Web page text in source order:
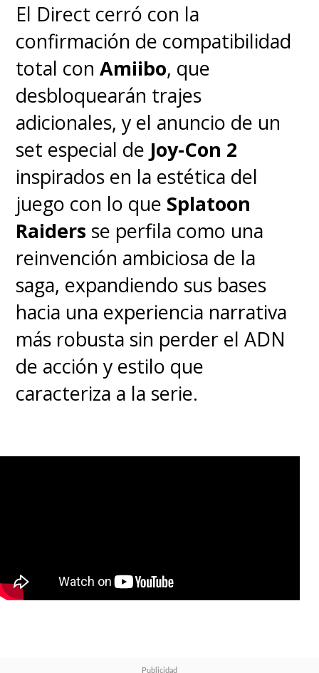
El Direct cerró con la
confirmación de compatibilidad
total conAmiibo, que
desbloquearán trajes
adicionales, y el anuncio de un
set especial de Joy-Con 2
inspirados en la estética del
juego con lo que Splatoon
Raiders se perfila como una
reinvención ambiciosa de la
saga, expandiendo sus bases
hacia una experiencia narrativa
más robusta sin perder el ADN
de acción y estilo que
caracteriza a la serie.